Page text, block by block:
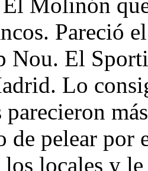
Pareció
Nou. El
Lo
parecieron
de pelear
los locales y